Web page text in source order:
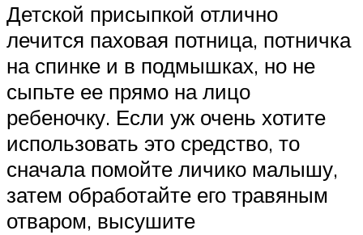
Детской присыпкой отлично
лечится паховая потница, потничка
на спинке и в подмышках, но не
сыпьте ее прямо на лицо
ребеночку. Если уж очень хотите
использовать это средство, то
сначала помойте личико малышу,
затем обработайте его травяным
отваром, высушите